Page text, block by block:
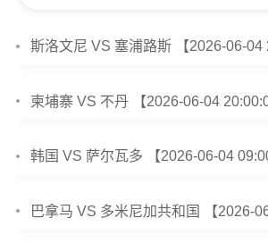
斯洛文尼 VS 塞浦路斯 【2026-06-04
柬埔寨 VS 不丹 【2026-06-04
韩国 VS 萨尔瓦多 【2026-06-04
巴拿马 VS 多米尼加共和国 【2026-